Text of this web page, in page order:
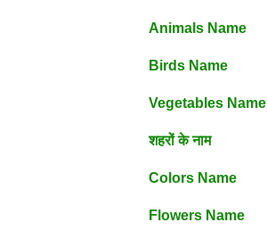
Animals Name
Birds Name
Vegetables Name
शहरों के नाम
Colors Name
Flowers Name